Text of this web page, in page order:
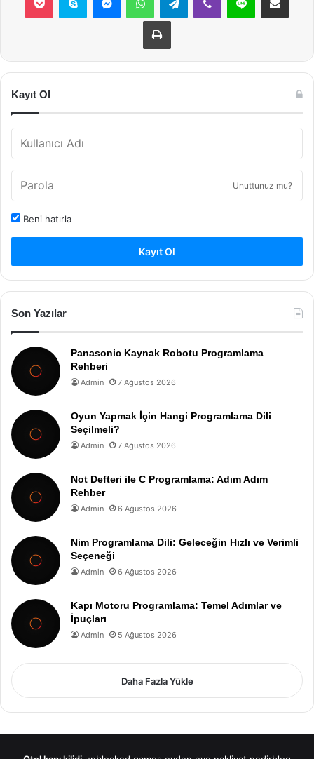
Yazdır
Kayıt Ol
Unuttunuz mu?
Beni hatırla
Kayıt Ol
Son Yazılar
Panasonic Kaynak Robotu Programlama
Rehberi
Admin 7 Ağustos 2026
Oyun Yapmak İçin Hangi Programlama Dili
Seçilmeli?
Admin 7 Ağustos 2026
Not Defteri ile C Programlama: Adım Adım
Rehber
Admin 6 Ağustos 2026
Nim Programlama Dili: Geleceğin Hızlı ve Verimli
Seçeneği
Admin 6 Ağustos 2026
Kapı Motoru Programlama: Temel Adımlar ve
İpuçları
Admin 5 Ağustos 2026
Daha Fazla Yükle